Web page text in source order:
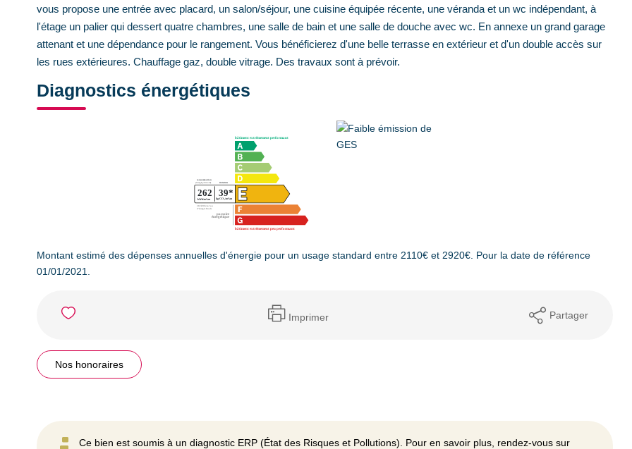
vous propose une entrée avec placard, un salon/séjour, une cuisine équipée récente, une véranda et un wc indépendant, à
l'étage un palier qui dessert quatre chambres, une salle de bain et une salle de douche avec wc. En annexe un grand garage
attenant et une dépendance pour le rangement. Vous bénéficierez d'une belle terrasse en extérieur et d'un double accès sur
les rues extérieures. Chauffage gaz, double vitrage. Des travaux sont à prévoir.
Diagnostics énergétiques
Montant estimé des dépenses annuelles d'énergie pour un usage standard entre 2110€ et 2920€. Pour la date de référence
01/01/2021.
Imprimer Partager
Nos honoraires
Ce bien est soumis à un diagnostic ERP (État des Risques et Pollutions). Pour en savoir plus, rendez-vous sur